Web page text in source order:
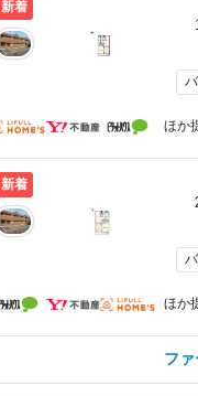
新着
ほか
新着
ほか
フ